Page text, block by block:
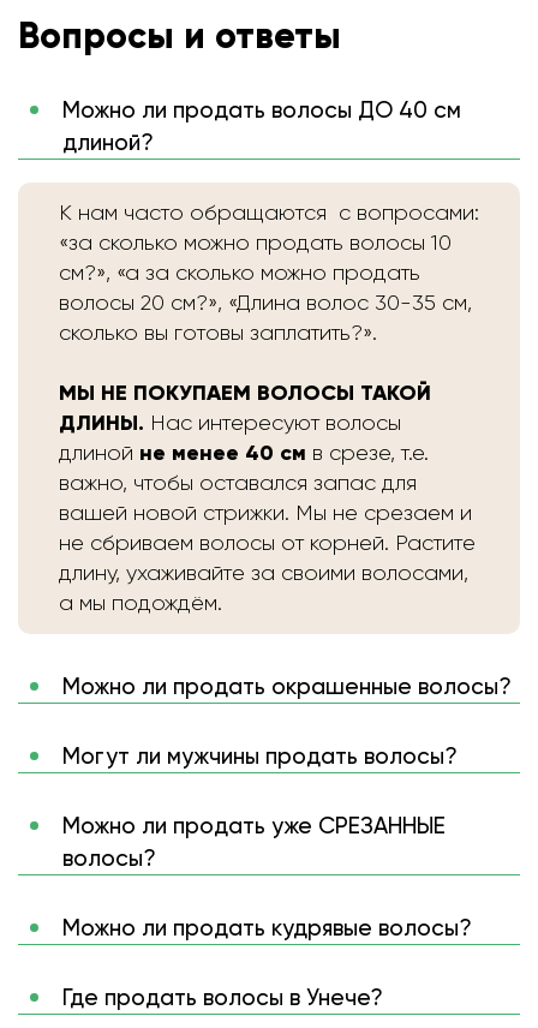
Вопросы и ответы
Можно ли продать волосы ДО 40 см
длиной?
К нам часто обращаются с вопросами:
«за сколько можно продать волосы 10
см?», «а за сколько можно продать
волосы 20 см?», «Длина волос 30-35 см,
сколько вы готовы заплатить?».
МЫ НЕ ПОКУПАЕМ ВОЛОСЫ ТАКОЙ
ДЛИНЫ. Нас интересуют волосы
длиной не менее 40 см в срезе, т.е.
важно, чтобы оставался запас для
вашей новой стрижки. Мы не срезаем и
не сбриваем волосы от корней. Растите
длину, ухаживайте за своими волосами,
а мы подождём.
Можно ли продать окрашенные волосы?
Могут ли мужчины продать волосы?
Можно ли продать уже СРЕЗАННЫЕ
волосы?
Можно ли продать кудрявые волосы?
Где продать волосы в Унече?